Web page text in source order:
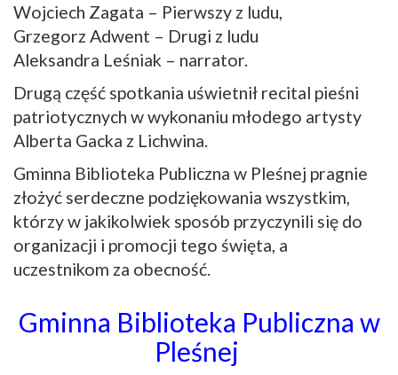
Wojciech Zagata – Pierwszy z ludu,
Grzegorz Adwent – Drugi z ludu
Aleksandra Leśniak – narrator.
Drugą część spotkania uświetnił recital pieśni
patriotycznych w wykonaniu młodego artysty
Alberta Gacka z Lichwina.
Gminna Biblioteka Publiczna w Pleśnej pragnie
złożyć serdeczne podziękowania wszystkim,
którzy w jakikolwiek sposób przyczynili się do
organizacji i promocji tego święta, a
uczestnikom za obecność.
Gminna Biblioteka Publiczna w
Pleśnej